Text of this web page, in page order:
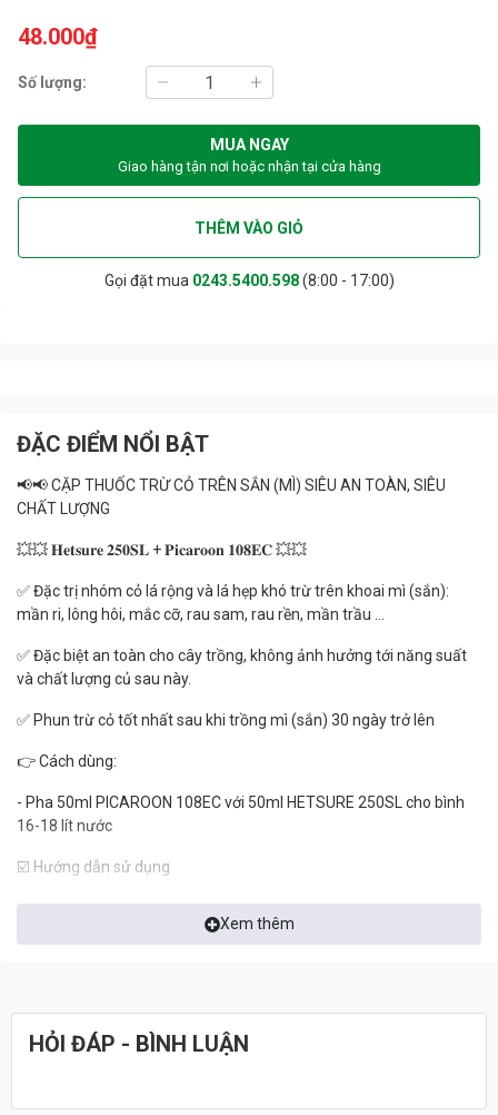
48.000₫
Số lượng:
MUA NGAY
Giao hàng tận nơi hoặc nhận tại cửa hàng
THÊM VÀO GIỎ
Gọi đặt mua 0243.5400.598(8:00 - 17:00)
ĐẶC ĐIỂM NỔI BẬT
📢📢 CẶP THUỐC TRỪ CỎ TRÊN SẮN (MÌ) SIÊU AN TOÀN, SIÊU
CHẤT LƯỢNG
💥💥 𝐇𝐞𝐭𝐬𝐮𝐫𝐞 𝟐𝟓𝟎𝐒𝐋 + 𝐏𝐢𝐜𝐚𝐫𝐨𝐨𝐧 𝟏𝟎𝟖𝐄𝐂 💥💥
✅ Đặc trị nhóm cỏ lá rộng và lá hẹp khó trừ trên khoai mì (sắn):
mần ri, lông hôi, mắc cỡ, rau sam, rau rền, mần trầu …
✅ Đặc biệt an toàn cho cây trồng, không ảnh hưởng tới năng suất
và chất lượng củ sau này.
✅ Phun trừ cỏ tốt nhất sau khi trồng mì (sắn) 30 ngày trở lên
️👉 Cách dùng:
- Pha 50ml PICAROON 108EC với 50ml HETSURE 250SL cho bình
16-18 lít nước
☑️ Hướng dẫn sử dụng
Phun lùa dưới gốc cây trồng tránh đọt non của cây, phun đẫm cây
cỏ, đủ lượng nước để cỏ chết. Phun được vào lá già, thân của cây
già, thân cây sắn
Xem thêm
HỎI ĐÁP - BÌNH LUẬN